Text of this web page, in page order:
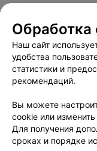
Обработка
Наш сайт
удобства
статистики и
рекомендаций.
Вы можете
cookie или
Для получения
сроках и порядке